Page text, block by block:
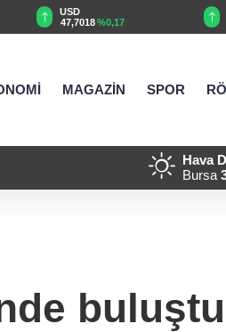
EUR
55,0285 %0,04
MAGAZİN SPOR
Hava
Bursa
buluştu